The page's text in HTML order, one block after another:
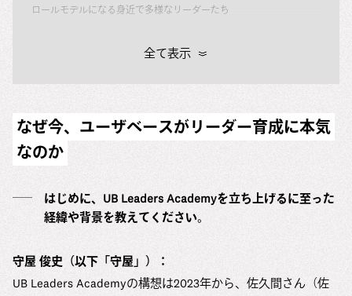
ロールモデルになる身近で多様なリーダーたち
全て表示
なぜ今、ユーザベースがリーダー育成に本気
なのか
はじめに、UB Leaders Academyを立ち上げるに至った
経緯や背景を教えてください。
守屋 俊史（以下「守屋」）：
UB Leaders Academyの構想は2023年から、佐久間さん（佐